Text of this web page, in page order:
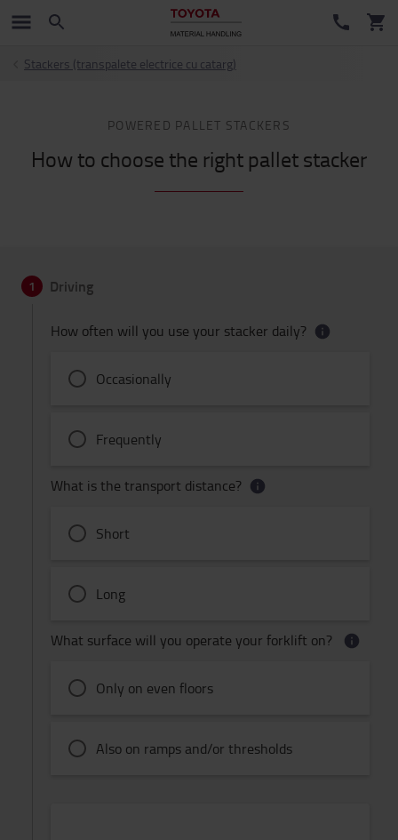
Stackers (transpalete electrice cu catarg)
POWERED PALLET STACKERS
How to choose the right pallet stacker
1 Driving
How often will you use your stacker daily?
Occasionally
Frequently
What is the transport distance?
Short
Long
What surface will you operate your forklift on?
Only on even floors
Also on ramps and/or thresholds